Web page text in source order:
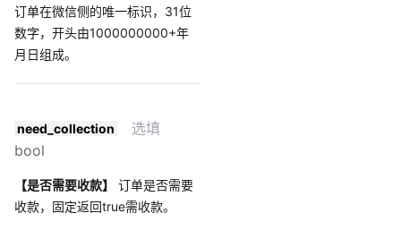
订单在微信侧的唯一标识，31位
数字，开头由1000000000+年
月日组成。
need_collection
选填
bool
【是否需要收款】
订单是否需要
收款，固定返回true需收款。